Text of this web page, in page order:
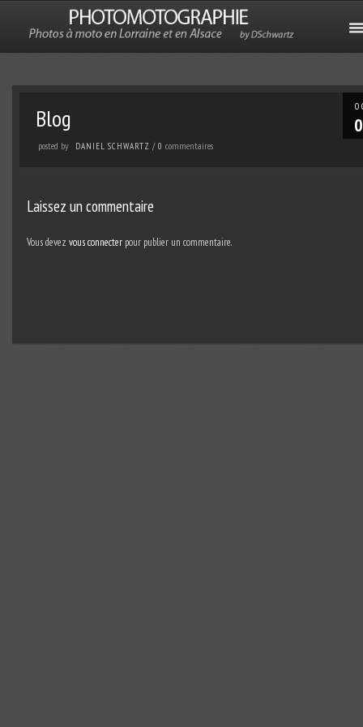
Blog
posted by DANIEL SCHWARTZ /0commentaires
Laissez un commentaire
Vous devezvous connecter pour publier un commentaire.